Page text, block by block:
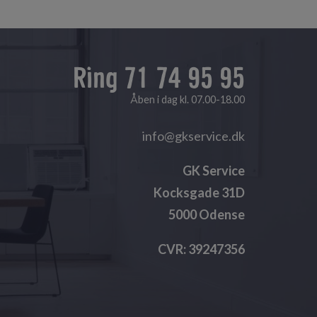
Ring 71 74 95 95
Åben i dag kl. 07.00-18.00
info@gkservice.dk
GK Service
Kocksgade 31D
5000 Odense
CVR: 39247356